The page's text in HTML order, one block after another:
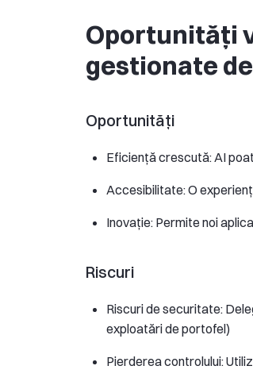
Oportunități
gestionate
Oportunități
Eficiență crescută: AI
Accesibilitate: O
Inovație: Permite noi
Riscuri
Riscuri de securitate:
exploatări de portofel)
Pierderea controlului: